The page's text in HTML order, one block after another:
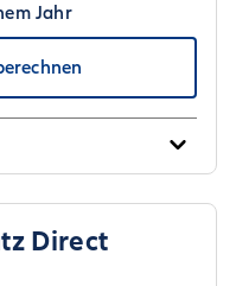
Jahr
Direct